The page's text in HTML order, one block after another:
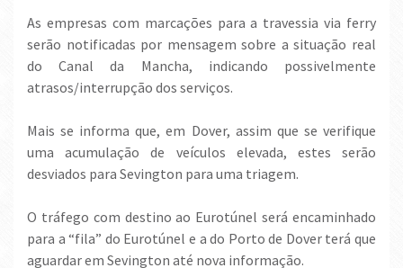
As empresas com marcações para a travessia via ferry
serão notificadas por mensagem sobre a situação real
do Canal da Mancha, indicando possivelmente
atrasos/interrupção dos serviços.
Mais se informa que, em Dover, assim que se verifique
uma acumulação de veículos elevada, estes serão
desviados para Sevington para uma triagem.
O tráfego com destino ao Eurotúnel será encaminhado
para a “fila” do Eurotúnel e a do Porto de Dover terá que
aguardar em Sevington até nova informação.